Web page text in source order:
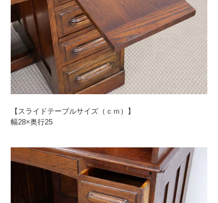
【スライドテーブルサイズ（ｃｍ）】
幅28×奥行25